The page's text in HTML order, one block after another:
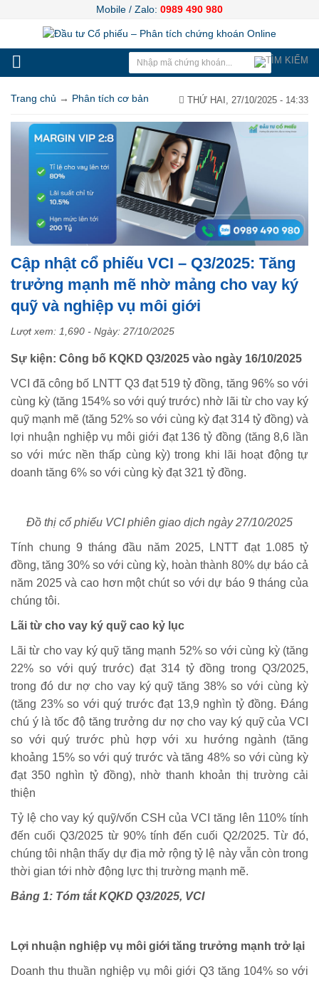
Mobile / Zalo: 0989 490 980
Trang chủ → Phân tích cơ bản THỨ HAI, 27/10/2025 - 14:33
Cập nhật cổ phiếu VCI – Q3/2025: Tăng
trưởng mạnh mẽ nhờ mảng cho vay ký
quỹ và nghiệp vụ môi giới
Lượt xem: 1,690 - Ngày: 27/10/2025
Sự kiện: Công bố KQKD Q3/2025 vào ngày 16/10/2025
VCI đã công bố LNTT Q3 đạt 519 tỷ đồng, tăng 96% so với
cùng kỳ (tăng 154% so với quý trước) nhờ lãi từ cho vay ký
quỹ mạnh mẽ (tăng 52% so với cùng kỳ đạt 314 tỷ đồng) và
lợi nhuận nghiệp vụ môi giới đạt 136 tỷ đồng (tăng 8,6 lần
so với mức nền thấp cùng kỳ) trong khi lãi hoạt động tự
doanh tăng 6% so với cùng kỳ đạt 321 tỷ đồng.
Đồ thị cổ phiếu VCI phiên giao dịch ngày 27/10/2025
Tính chung 9 tháng đầu năm 2025, LNTT đạt 1.085 tỷ
đồng, tăng 30% so với cùng kỳ, hoàn thành 80% dự báo cả
năm 2025 và cao hơn một chút so với dự báo 9 tháng của
chúng tôi.
Lãi từ cho vay ký quỹ cao kỷ lục
Lãi từ cho vay ký quỹ tăng mạnh 52% so với cùng kỳ (tăng
22% so với quý trước) đạt 314 tỷ đồng trong Q3/2025,
trong đó dư nợ cho vay ký quỹ tăng 38% so với cùng kỳ
(tăng 23% so với quý trước đạt 13,9 nghìn tỷ đồng. Đáng
chú ý là tốc độ tăng trưởng dư nợ cho vay ký quỹ của VCI
so với quý trước phù hợp với xu hướng ngành (tăng
khoảng 15% so với quý trước và tăng 48% so với cùng kỳ
đạt 350 nghìn tỷ đồng), nhờ thanh khoản thị trường cải
thiện
Tỷ lệ cho vay ký quỹ/vốn CSH của VCI tăng lên 110% tính
đến cuối Q3/2025 từ 90% tính đến cuối Q2/2025. Từ đó,
chúng tôi nhận thấy dự địa mở rộng tỷ lệ này vẫn còn trong
thời gian tới nhờ động lực thị trường mạnh mẽ.
Bảng 1: Tóm tắt KQKD Q3/2025, VCI
Lợi nhuận nghiệp vụ môi giới tăng trưởng mạnh trở lại
Doanh thu thuần nghiệp vụ môi giới Q3 tăng 104% so với